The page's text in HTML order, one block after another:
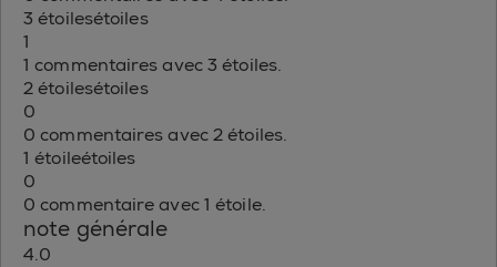
3 étoilesétoiles
1
1 commentaires avec 3 étoiles.
2 étoilesétoiles
0
0 commentaires avec 2 étoiles.
1 étoileétoiles
0
0 commentaire avec 1 étoile.
note générale
4.0